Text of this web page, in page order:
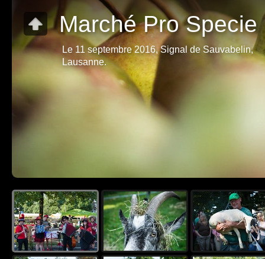
Marché Pro Specie
Le 11 septembre 2016, Signal de Sauvabelin,
Lausanne.